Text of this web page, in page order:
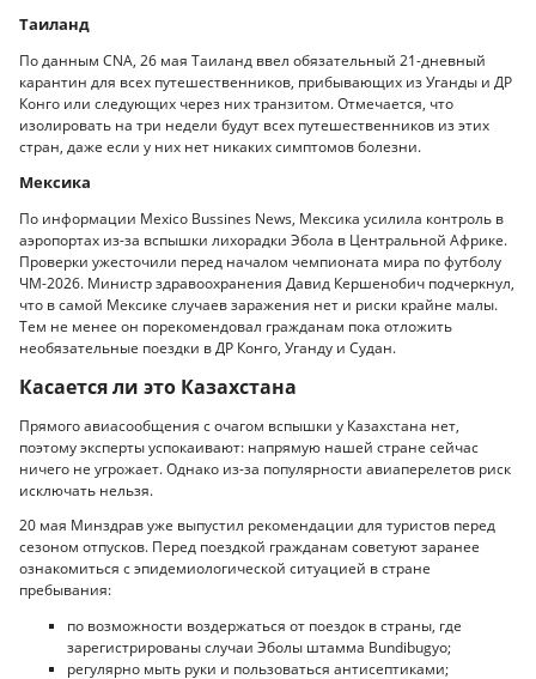
Таиланд
По данным CNA, 26 мая Таиланд ввел обязательный 21-дневный
карантин для всех путешественников, прибывающих из Уганды и ДР
Конго или следующих через них транзитом. Отмечается, что
изолировать на три недели будут всех путешественников из этих
стран, даже если у них нет никаких симптомов болезни.
Мексика
По информации Mexico Bussines News, Мексика усилила контроль в
аэропортах из-за вспышки лихорадки Эбола в Центральной Африке.
Проверки ужесточили перед началом чемпионата мира по футболу
ЧМ-2026. Министр здравоохранения Давид Кершенобич подчеркнул,
что в самой Мексике случаев заражения нет и риски крайне малы.
Тем не менее он порекомендовал гражданам пока отложить
необязательные поездки в ДР Конго, Уганду и Судан.
Касается ли это Казахстана
Прямого авиасообщения с очагом вспышки у Казахстана нет,
поэтому эксперты успокаивают: напрямую нашей стране сейчас
ничего не угрожает. Однако из-за популярности авиаперелетов риск
исключать нельзя.
20 мая Минздрав уже выпустил рекомендации для туристов перед
сезоном отпусков. Перед поездкой гражданам советуют заранее
ознакомиться с эпидемиологической ситуацией в стране
пребывания:
по возможности воздержаться от поездок в страны, где
зарегистрированы случаи Эболы штамма Bundibugyo;
регулярно мыть руки и пользоваться антисептиками;